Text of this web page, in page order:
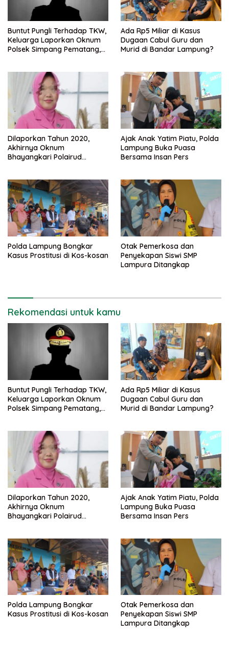
Buntut Pungli Terhadap TKW,
Keluarga Laporkan Oknum
Polsek Simpang Pematang,
Ada Rp5 Miliar di Kasus
Dugaan Cabul Guru dan
Murid di Bandar Lampung?
Dilaporkan Tahun 2020,
Akhirnya Oknum
Bhayangkari Polairud
Ajak Anak Yatim Piatu, Polda
Lampung Buka Puasa
Bersama Insan Pers
Polda Lampung Bongkar
Kasus Prostitusi di Kos-kosan
Otak Pemerkosa dan
Penyekapan Siswi SMP
Lampura Ditangkap
Rekomendasi untuk kamu
Buntut Pungli Terhadap TKW,
Keluarga Laporkan Oknum
Polsek Simpang Pematang,
Ada Rp5 Miliar di Kasus
Dugaan Cabul Guru dan
Murid di Bandar Lampung?
Dilaporkan Tahun 2020,
Akhirnya Oknum
Bhayangkari Polairud
Ajak Anak Yatim Piatu, Polda
Lampung Buka Puasa
Bersama Insan Pers
Polda Lampung Bongkar
Kasus Prostitusi di Kos-kosan
Otak Pemerkosa dan
Penyekapan Siswi SMP
Lampura Ditangkap